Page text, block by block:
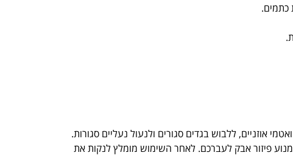
כתמים.
ללבוש בגדים סגורים ולנעול נעליים סגורות.
פיזור אבק לעברכם. לאחר השימוש מומלץ לנקות את